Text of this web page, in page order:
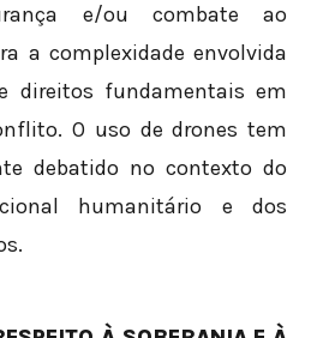
e/ou combate ao
a complexidade envolvida
direitos fundamentais em
O uso de drones tem
debatido no contexto do
humanitário e dos